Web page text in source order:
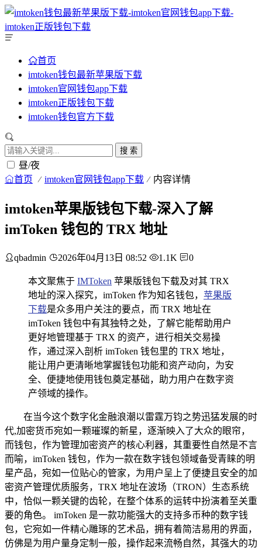
首页
imtoken钱包最新苹果版下载
imtoken官网钱包app下载
imtoken正版钱包下载
imtoken钱包官方下载
搜 索
昼/夜
首页 imtoken官网钱包app下载 内容详情
imtoken苹果版钱包下载-深入了解
imToken 钱包的 TRX 地址
qbadmin 2026年04月13日 08:52 1.1K 0
本文聚焦于 IMToken 苹果版钱包下载及对其 TRX
地址的深入探究，imToken 作为知名钱包， 苹果版
下载是众多用户关注的要点，而 TRX 地址在
imToken 钱包中有其独特之处，了解它能帮助用户
更好地管理基于 TRX 的资产，进行相关交易操
作，通过深入剖析 imToken 钱包里的 TRX 地址，
能让用户更清晰地掌握钱包功能和资产动向，为安
全、便捷地使用钱包奠定基础，助力用户在数字资
产领域的操作。
在当今这个数字化金融浪潮以雷霆万钧之势迅猛发展的时
代,加密货币宛如一颗璀璨的新星，逐渐映入了大众的眼帘，
而钱包，作为管理加密资产的核心利器，其重要性自然是不言
而喻，imToken 钱包，作为一款在数字钱包领域备受青睐的明
星产品，宛如一位贴心的管家，为用户呈上了便捷且安全的加
密资产管理优质服务，TRX 地址在波场（TRON）生态系统
中，恰似一颗关键的齿轮，在整个体系的运转中扮演着至关重
要的角色。 imToken 是一款功能强大的支持多币种的数字钱
包，它宛如一件精心雕琢的艺术品，拥有着简洁易用的界面，
仿佛是为用户量身定制一般，操作起来流畅自然，其强大的功